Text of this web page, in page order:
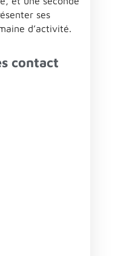
ses
d’activité.
contact